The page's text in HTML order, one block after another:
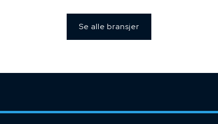
Se alle bransjer